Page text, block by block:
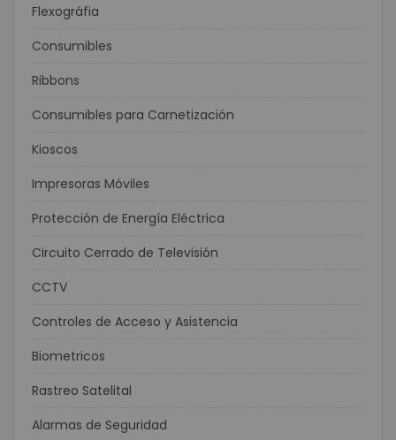
Flexográfia
Consumibles
Ribbons
Consumibles para Carnetización
Kioscos
Impresoras Móviles
Protección de Energía Eléctrica
Circuito Cerrado de Televisión
CCTV
Controles de Acceso y Asistencia
Biometricos
Rastreo Satelital
Alarmas de Seguridad